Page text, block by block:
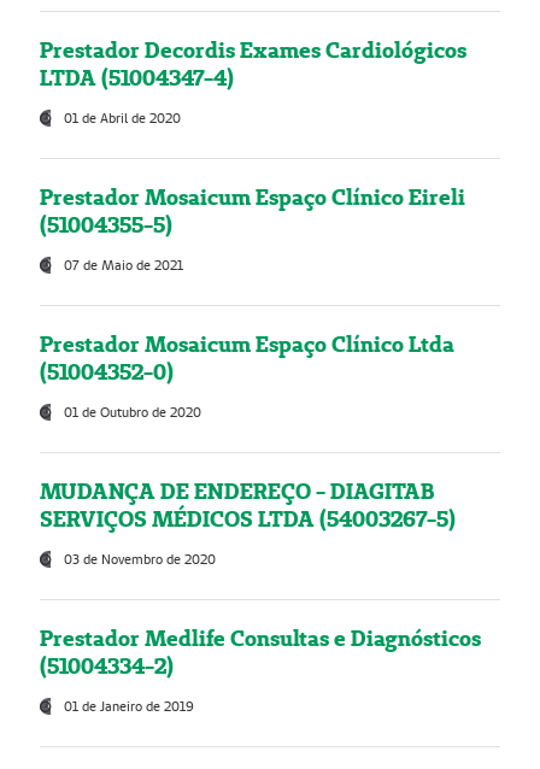
Prestador Decordis Exames Cardiológicos
LTDA (51004347-4)
01 de Abril de 2020
Prestador Mosaicum Espaço Clínico Eireli
(51004355-5)
07 de Maio de 2021
Prestador Mosaicum Espaço Clínico Ltda
(51004352-0)
01 de Outubro de 2020
MUDANÇA DE ENDEREÇO - DIAGITAB
SERVIÇOS MÉDICOS LTDA (54003267-5)
03 de Novembro de 2020
Prestador Medlife Consultas e Diagnósticos
(51004334-2)
01 de Janeiro de 2019